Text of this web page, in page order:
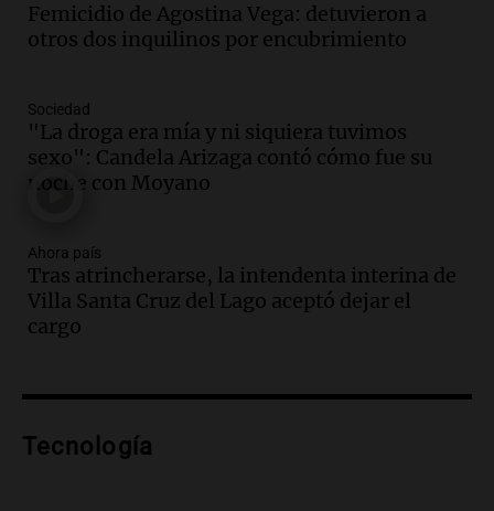
Episodios
Audio.Detienen a pareja en Alderete por
mediante delivery
Panorama Federal
Episodios
Audio. El alzobispo García Cueva llama a
Panorama Federal
Episodios
Audio.La inflación en Buenos Aires
alcanza el 2,9% en julio, generando
Audio.Descuentos de hasta 700.000
Femicidio de Agostina Vega: detuvieron a
otros dos inquilinos por encubrimiento
Sociedad
"La droga era mía y ni siquiera tuvimos
sexo": Candela Arizaga contó cómo fue su
noche con Moyano
Ahora país
Tras atrincherarse, la intendenta interina de
Villa Santa Cruz del Lago aceptó dejar el
cargo
Tecnología